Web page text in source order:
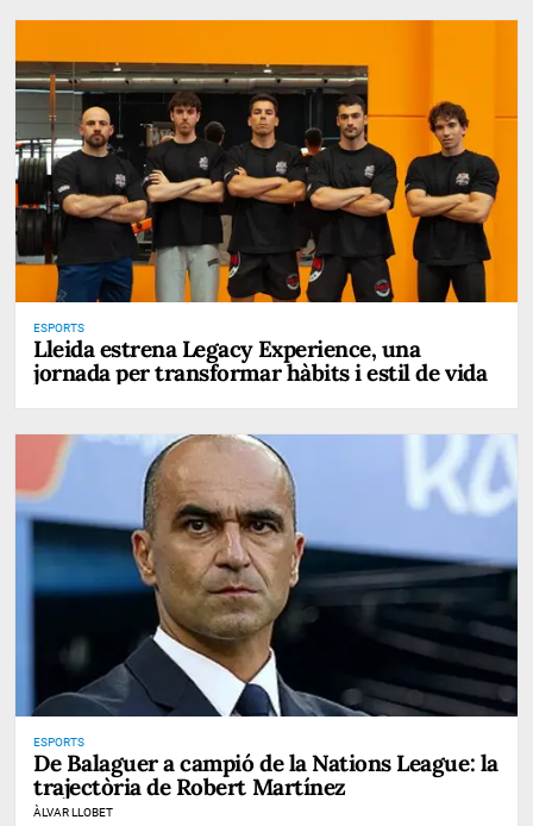
ESPORTS
Lleida estrena Legacy Experience, una
jornada per transformar hàbits i estil de vida
ESPORTS
De Balaguer a campió de la Nations League: la
trajectòria de Robert Martínez
ÀLVAR LLOBET